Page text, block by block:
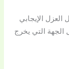
الإيجابي
الجهة التي يخرج